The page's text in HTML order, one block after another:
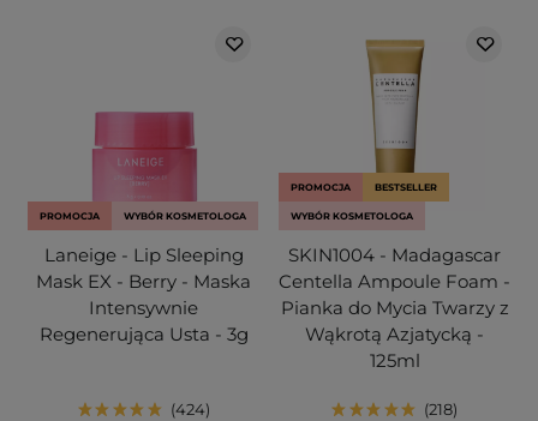
PROMOCJA WYBÓR KOSMETOLOGA
Laneige - Lip Sleeping
Mask EX - Berry - Maska
Intensywnie
Regenerująca Usta - 3g
424
PROMOCJA BESTSELLER
WYBÓR KOSMETOLOGA
SKIN1004 - Madagascar
Centella Ampoule Foam -
Pianka do Mycia Twarzy z
Wąkrotą Azjatycką -
125ml
218